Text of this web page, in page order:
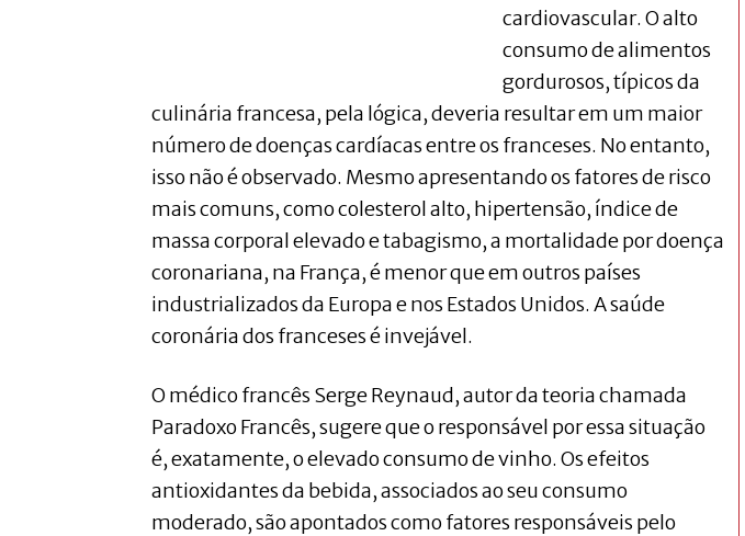
cardiovascular. O alto
consumo de alimentos
gordurosos, típicos da
culinária francesa, pela lógica, deveria resultar em um maior
número de doenças cardíacas entre os franceses. No entanto,
isso não é observado. Mesmo apresentando os fatores de risco
mais comuns, como colesterol alto, hipertensão, índice de
massa corporal elevado e tabagismo, a mortalidade por doença
coronariana, na França, é menor que em outros países
industrializados da Europa e nos Estados Unidos. A saúde
coronária dos franceses é invejável.
O médico francês Serge Reynaud, autor da teoria chamada
Paradoxo Francês, sugere que o responsável por essa situação
é, exatamente, o elevado consumo de vinho. Os efeitos
antioxidantes da bebida, associados ao seu consumo
moderado, são apontados como fatores responsáveis pelo